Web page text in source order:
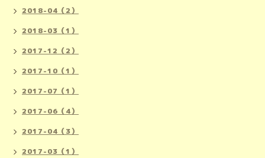
2018-04（2）
2018-03（1）
2017-12（2）
2017-10（1）
2017-07（1）
2017-06（4）
2017-04（3）
2017-03（1）